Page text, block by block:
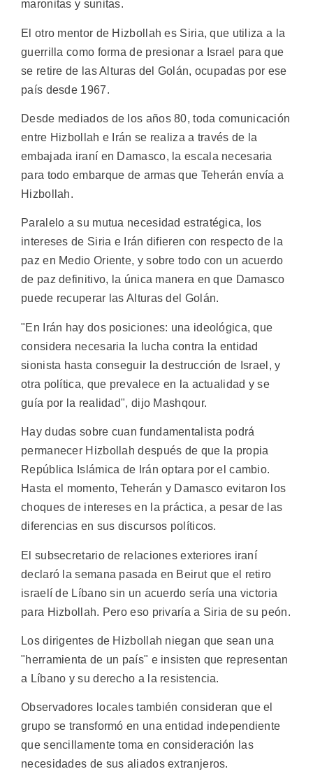
maronitas y sunitas.
El otro mentor de Hizbollah es Siria, que utiliza a la
guerrilla como forma de presionar a Israel para que
se retire de las Alturas del Golán, ocupadas por ese
país desde 1967.
Desde mediados de los años 80, toda comunicación
entre Hizbollah e Irán se realiza a través de la
embajada iraní en Damasco, la escala necesaria
para todo embarque de armas que Teherán envía a
Hizbollah.
Paralelo a su mutua necesidad estratégica, los
intereses de Siria e Irán difieren con respecto de la
paz en Medio Oriente, y sobre todo con un acuerdo
de paz definitivo, la única manera en que Damasco
puede recuperar las Alturas del Golán.
"En Irán hay dos posiciones: una ideológica, que
considera necesaria la lucha contra la entidad
sionista hasta conseguir la destrucción de Israel, y
otra política, que prevalece en la actualidad y se
guía por la realidad", dijo Mashqour.
Hay dudas sobre cuan fundamentalista podrá
permanecer Hizbollah después de que la propia
República Islámica de Irán optara por el cambio.
Hasta el momento, Teherán y Damasco evitaron los
choques de intereses en la práctica, a pesar de las
diferencias en sus discursos políticos.
El subsecretario de relaciones exteriores iraní
declaró la semana pasada en Beirut que el retiro
israelí de Líbano sin un acuerdo sería una victoria
para Hizbollah. Pero eso privaría a Siria de su peón.
Los dirigentes de Hizbollah niegan que sean una
"herramienta de un país" e insisten que representan
a Líbano y su derecho a la resistencia.
Observadores locales también consideran que el
grupo se transformó en una entidad independiente
que sencillamente toma en consideración las
necesidades de sus aliados extranjeros.